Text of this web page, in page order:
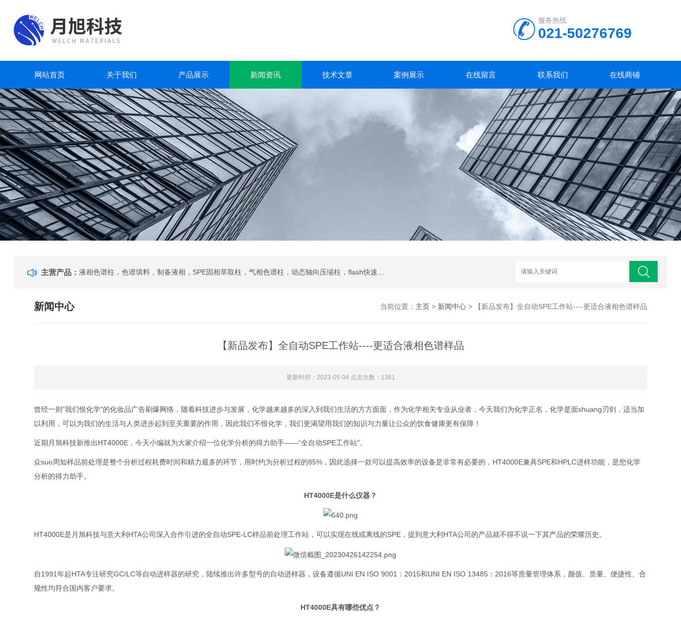
服务热线
021-50276769
网站首页 关于我们 产品展示 新闻资讯 技术文章 案例展示 在线留言 联系我们 在线商铺
主营产品：
新闻中心 当前位置： 主页> 新闻中心> 【新品发布】全自动SPE工作站----更适合液相色谱样品
【新品发布】全自动SPE工作站----更适合液相色谱样品
更新时间：2023-05-04 点击次数：1361
曾经一则“我们恨化学"的化妆品广告刷爆网络，随着科技进步与发展，化学越来越多的深入到我们生活的方方面面，作为化学相关专业从业者，今天我们为化学正名，化学是面shuang刃剑，适当加
以利用，可以为我们的生活与人类进步起到至关重要的作用，因此我们不恨化学，我们更渴望用我们的知识与力量让公众的饮食健康更有保障！
近期月旭科技新推出HT4000E ，今天小编就为大家介绍一位化学分析的得力助手——“全自动SPE工作站"。
众suo周知样品前处理是整个分析过程耗费时间和精力最多的环节，用时约为分析过程的85%，因此选择一款可以提高效率的设备是非常有必要的，HT4000E兼具SPE和HPLC进样功能，是您化学
分析的得力助手。
HT4000E是什么仪器？
HT4000E是月旭科技与意大利HTA公司深入合作引进的全自动SPE-LC样品前处理工作站，可以实现在线或离线的SPE，提到意大利HTA公司的产品就不得不说一下其产品的荣耀历史。
自1991年起HTA专注研究GC/LC等自动进样器的研究，陆续推出许多型号的自动进样器，设备遵循UNI EN ISO 9001：2015和UNI EN ISO 13485：2016等质量管理体系，颜值、质量、便捷性、合
规性均符合国内客户要求。
HT4000E具有哪些优点？